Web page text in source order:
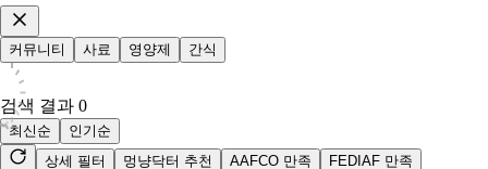
커뮤니티 사료 영양제 간식
검색 결과 0
최신순
인기순
상세 필터
멍냥닥터 추천 AAFCO 만족
FEDIAF 만족